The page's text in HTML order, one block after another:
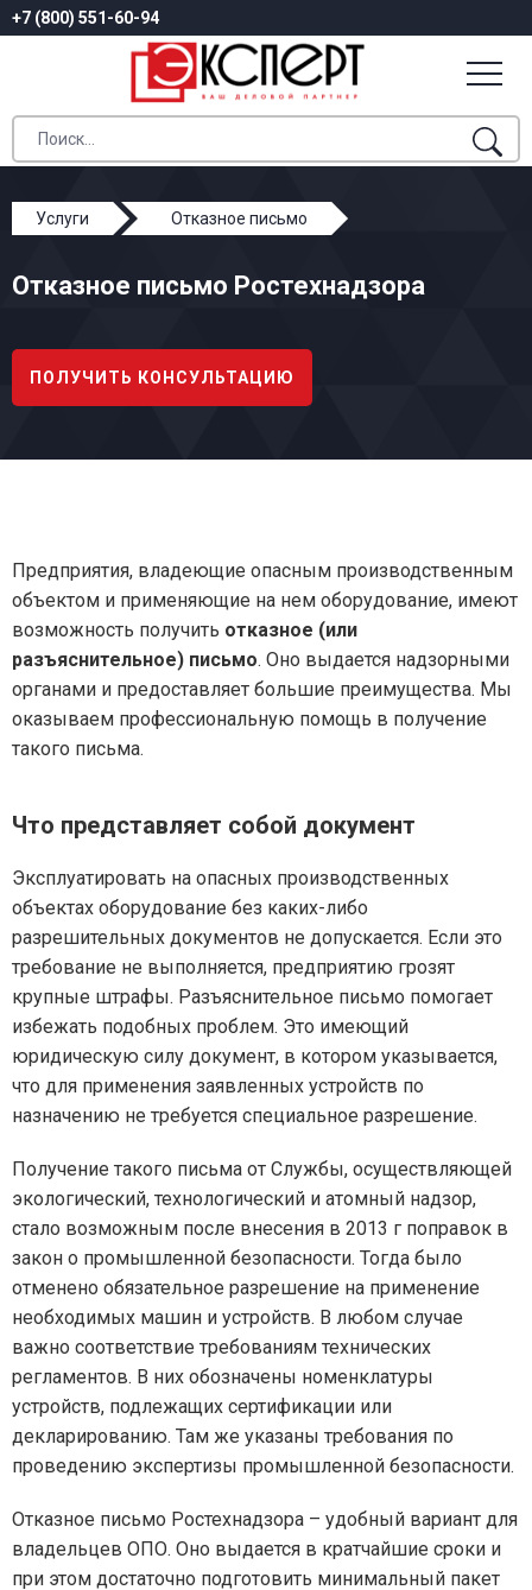
+7 (800) 551-60-94
Услуги
Отказное письмо
Отказное письмо Ростехнадзора
ПОЛУЧИТЬ КОНСУЛЬТАЦИЮ
Предприятия, владеющие опасным производственным
объектом и применяющие на нем оборудование, имеют
возможность получить отказное (или
разъяснительное) письмо. Оно выдается надзорными
органами и предоставляет большие преимущества. Мы
оказываем профессиональную помощь в получение
такого письма.
Что представляет собой документ
Эксплуатировать на опасных производственных
объектах оборудование без каких-либо
разрешительных документов не допускается. Если это
требование не выполняется, предприятию грозят
крупные штрафы. Разъяснительное письмо помогает
избежать подобных проблем. Это имеющий
юридическую силу документ, в котором указывается,
что для применения заявленных устройств по
назначению не требуется специальное разрешение.
Получение такого письма от Службы, осуществляющей
экологический, технологический и атомный надзор,
стало возможным после внесения в 2013 г поправок в
закон о промышленной безопасности. Тогда было
отменено обязательное разрешение на применение
необходимых машин и устройств. В любом случае
важно соответствие требованиям технических
регламентов. В них обозначены номенклатуры
устройств, подлежащих сертификации или
декларированию. Там же указаны требования по
проведению экспертизы промышленной безопасности.
Отказное письмо Ростехнадзора – удобный вариант для
владельцев ОПО. Оно выдается в кратчайшие сроки и
при этом достаточно подготовить минимальный пакет